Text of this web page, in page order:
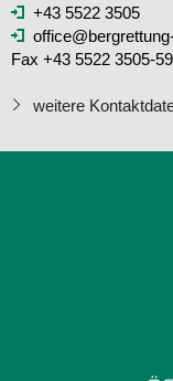
+43 5522 3505
Fax +43 5522 3505-
weitere